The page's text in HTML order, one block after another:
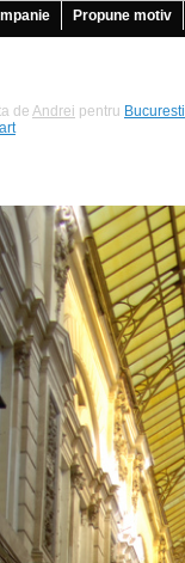
Propune motiv
de Andrei pentru Bucuresti